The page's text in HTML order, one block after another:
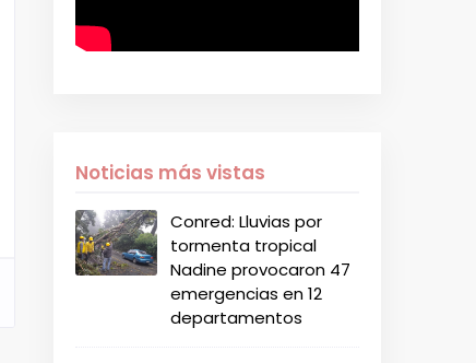
Noticias más vistas
Conred: Lluvias por
tormenta tropical
Nadine provocaron 47
emergencias en 12
departamentos